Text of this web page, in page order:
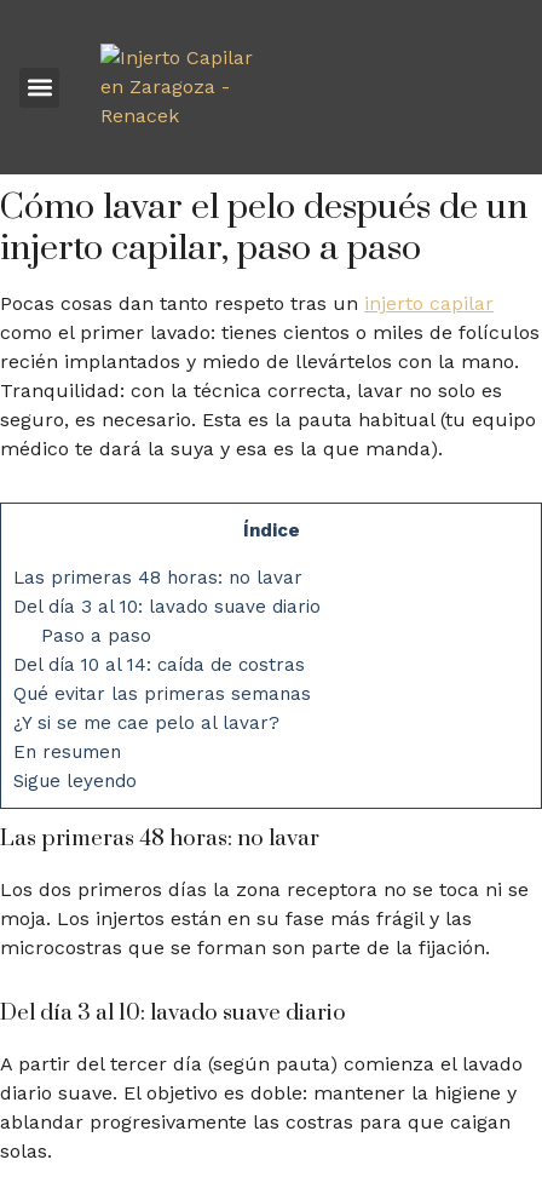
Cómo lavar el pelo después de un
injerto capilar, paso a paso
Pocas cosas dan tanto respeto tras un injerto capilar
como el primer lavado: tienes cientos o miles de folículos
recién implantados y miedo de llevártelos con la mano.
Tranquilidad: con la técnica correcta, lavar no solo es
seguro, es necesario. Esta es la pauta habitual (tu equipo
médico te dará la suya y esa es la que manda).
Índice
Las primeras 48 horas: no lavar
Del día 3 al 10: lavado suave diario
Paso a paso
Del día 10 al 14: caída de costras
Qué evitar las primeras semanas
¿Y si se me cae pelo al lavar?
En resumen
Sigue leyendo
Las primeras 48 horas: no lavar
Los dos primeros días la zona receptora no se toca ni se
moja. Los injertos están en su fase más frágil y las
microcostras que se forman son parte de la fijación.
Del día 3 al 10: lavado suave diario
A partir del tercer día (según pauta) comienza el lavado
diario suave. El objetivo es doble: mantener la higiene y
ablandar progresivamente las costras para que caigan
solas.